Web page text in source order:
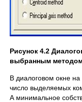
Рисунок 4.2
выбранным
В диалоговом окне
число выделяемых
А минимальное